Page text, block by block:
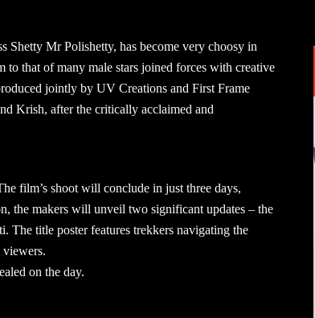
Shetty Mr Polishetty, has become very choosy in
to that of many male stars joined forces with creative
jointly by UV Creations and First Frame
Krish, after the critically acclaimed and
film’s shoot will conclude in just three days,
the makers will unveil two significant updates – the
The title poster features trekkers navigating the
viewers.
on the day.